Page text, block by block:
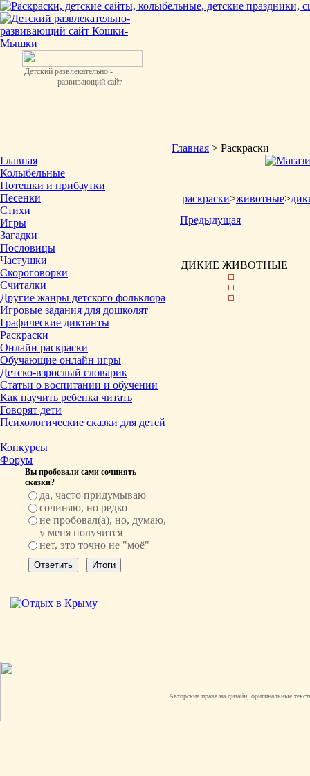
Детский развлекательно -
развивающий сайт
Главная
Колыбельные
Потешки и прибаутки
Песенки
Стихи
Игры
Загадки
Пословицы
Частушки
Скороговорки
Считалки
Другие жанры детского фольклора
Игровые задания для дошколят
Графические диктанты
Раскраски
Онлайн раскраски
Обучающие онлайн игры
Детско-взрослый словарик
Статьи о воспитании и обучении
Как научить ребенка читать
Говорят дети
Психологические сказки для детей
Конкурсы
Форум
Вы пробовали сами сочинять
сказки?
да, часто придумываю
сочиняю, но редко
не пробовал(а), но, думаю,
у меня получится
нет, это точно не "моё"
Главная > Раскраски
раскраски>животные>
Предыдущая
ДИКИЕ ЖИВОТНЫЕ
Авторские права на дизайн, оригинальные